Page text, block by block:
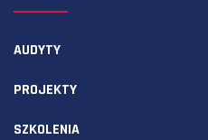
AUDYTY
PROJEKTY
SZKOLENIA